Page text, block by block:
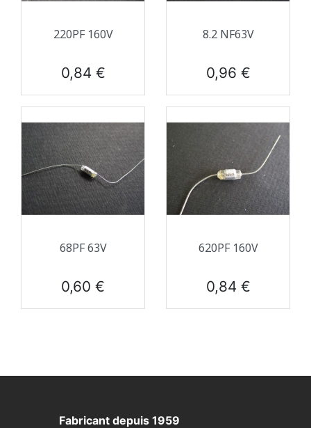
220PF 160V
Prix
0,84 €
8.2 NF63V
Prix
0,96 €
68PF 63V
Prix
0,60 €
620PF 160V
Prix
0,84 €
Fabricant depuis 1959